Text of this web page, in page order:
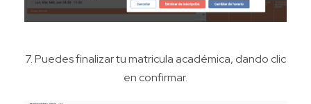
7.Puedes finalizar tu matricula académica, dando clic
en confirmar.